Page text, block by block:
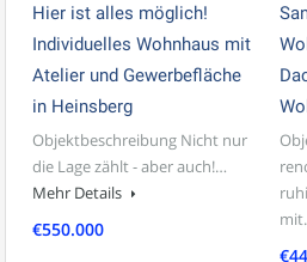
Hier ist alles möglich!
Individuelles Wohnhaus mit
Atelier und Gewerbefläche
in Heinsberg
Objektbeschreibung Nicht nur
die Lage zählt - aber auch!…
Mehr Details
€550.000